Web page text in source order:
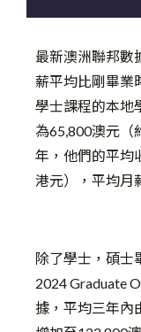
最新澳洲聯邦數
薪平均比剛畢業
學士課程的本地
為65,800澳元（
年，他們的平均
港元），平均月
除了學士，碩士
2024 Graduate
據，平均三年內